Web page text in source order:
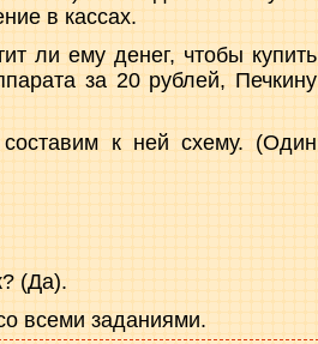
в кассах.
ли ему денег, чтобы купить
за 20 рублей, Печкину
к ней схему. (Один
(Да).
всеми заданиями.